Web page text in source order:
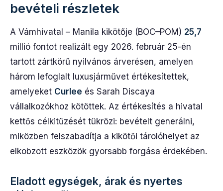
bevételi részletek
A Vámhivatal – Manila kikötője (BOC–POM) 25,7
millió fontot realizált egy 2026. február 25-én
tartott zártkörű nyilvános árverésen, amelyen
három lefoglalt luxusjárművet értékesítettek,
amelyeket Curlee és Sarah Discaya
vállalkozókhoz kötöttek. Az értékesítés a hivatal
kettős célkitűzését tükrözi: bevételt generálni,
miközben felszabadítja a kikötői tárolóhelyet az
elkobzott eszközök gyorsabb forgása érdekében.
Eladott egységek, árak és nyertes